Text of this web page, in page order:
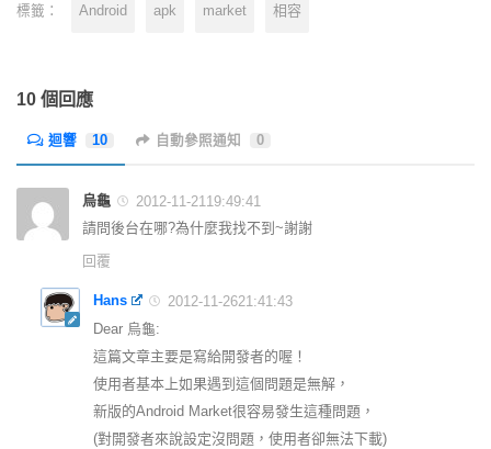
標籤： Android apk market 相容
10 個回應
迴響 10 自動參照通知 0
烏龜
2012-11-2119:49:41
請問後台在哪?為什麼我找不到~謝謝
回覆
Hans
2012-11-2621:41:43
Dear 烏龜:
這篇文章主要是寫給開發者的喔！
使用者基本上如果遇到這個問題是無解，
新版的Android Market很容易發生這種問題，
(對開發者來說設定沒問題，使用者卻無法下載)